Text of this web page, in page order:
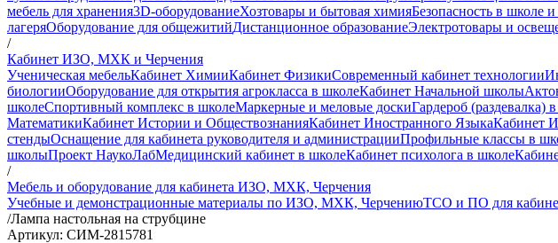
мебель для хранения3D-оборудованиеХозтовары и бытовая химияБезопасность в школе
лагеряОборудование для общежитийДистанционное образованиеЭлектротовары и
/
Кабинет ИЗО, МХК и Черчения
Ученическая мебельКабинет ХимииКабинет ФизикиСовременный кабинет технологии
биологииОборудование для открытия агрокласса в школеКабинет Начальной школы
школеСпортивный комплекс в школеМаркерные и меловые доскиГардероб (раздевалка)
МатематикиКабинет Истории и ОбществознанияКабинет Иностранного ЯзыкаКабинет
стендыОснащение для кабинета руководителя и администрацииПрофильные классы в
школыПроект НаукоЛабМедицинский кабинет в школеКабинет психолога в школе
/
Мебель и оборудование для кабинета ИЗО, МХК, Черчения
Учебные и демонстрационные материалы по ИЗО, МХК, ЧерчениюТСО и ПО для
/Лампа настольная на струбцине
Артикул: СИМ-2815781